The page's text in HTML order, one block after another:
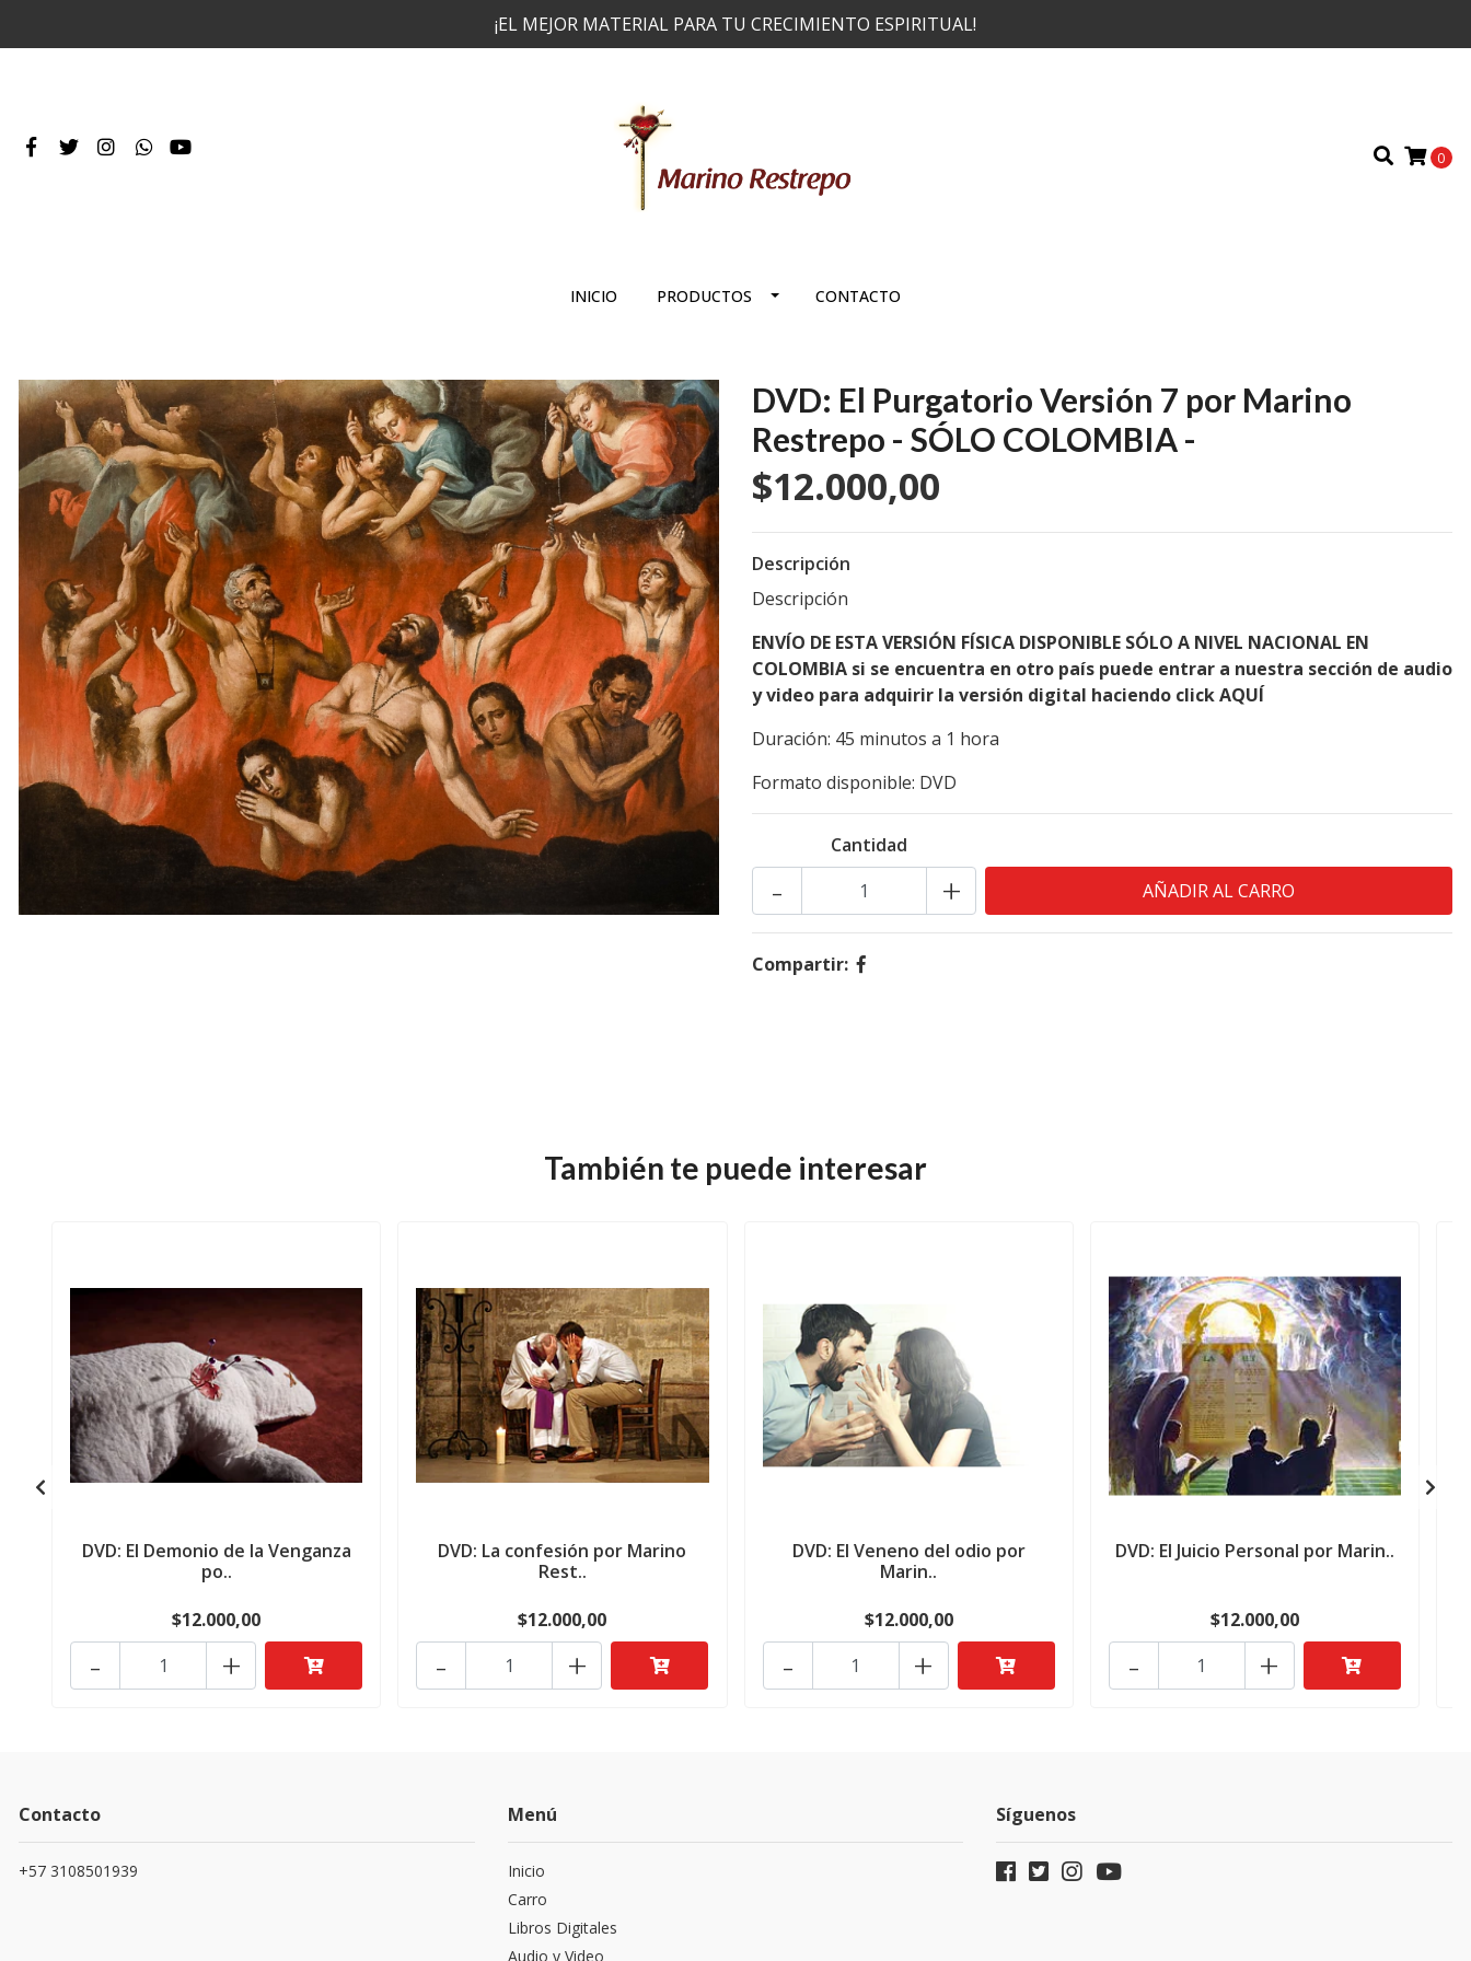
¡EL MEJOR MATERIAL PARA TU CRECIMIENTO ESPIRITUAL!
0
INICIO PRODUCTOS CONTACTO
DVD: El Purgatorio Versión 7 por Marino
Restrepo - SÓLO COLOMBIA -
$12.000,00
Descripción
Descripción
ENVÍO DE ESTA VERSIÓN FÍSICA DISPONIBLE SÓLO A NIVEL NACIONAL EN
COLOMBIA si se encuentra en otro país puede entrar a nuestra sección de audio
y video para adquirir la versión digital haciendo clickAQUÍ
Duración: 45 minutos a 1 hora
Formato disponible: DVD
Cantidad
+
-
Compartir:
También te puede interesar
DVD: El Demonio de la Venganza
po..
$12.000,00
+
-
DVD: La confesión por Marino
Rest..
$12.000,00
+
-
DVD: El Veneno del odio por
Marin..
$12.000,00
+
-
DVD: El Juicio Personal por Marin..
$12.000,00
+
-
Contacto
+57 3108501939
Menú
Inicio
Carro
Libros Digitales
Audio y Video
Síguenos